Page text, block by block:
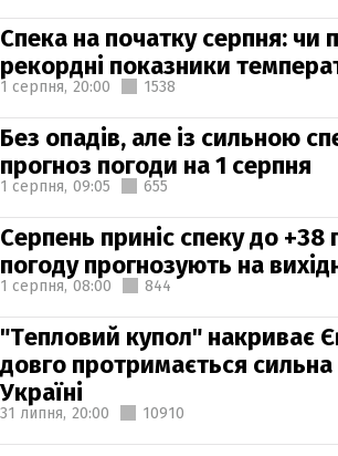
Спека на початку серпня: чи
рекордні показники
1 серпня, 20:00 1538
Без опадів, але із сильною
прогноз погоди на 1 серпня
1 серпня, 09:05 655
Серпень приніс спеку до +38
погоду прогнозують на
1 серпня, 08:00 844
"Тепловий купол" накриває
довго протримається сильна
Україні
31 липня, 20:00 10910